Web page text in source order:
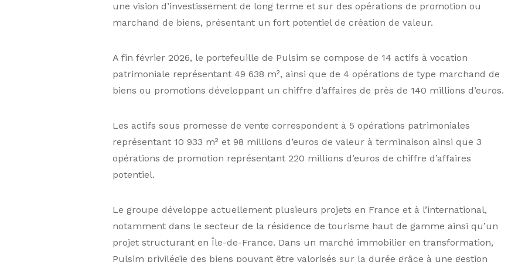
une vision d’investissement de long terme et sur des opérations de promotion ou
marchand de biens, présentant un fort potentiel de création de valeur.
A fin février 2026, le portefeuille de Pulsim se compose de 14 actifs à vocation
patrimoniale représentant 49 638 m², ainsi que de 4 opérations de type marchand de
biens ou promotions développant un chiffre d’affaires de près de 140 millions d’euros.
Les actifs sous promesse de vente correspondent à 5 opérations patrimoniales
représentant 10 933 m² et 98 millions d’euros de valeur à terminaison ainsi que 3
opérations de promotion représentant 220 millions d’euros de chiffre d’affaires
potentiel.
Le groupe développe actuellement plusieurs projets en France et à l’international,
notamment dans le secteur de la résidence de tourisme haut de gamme ainsi qu’un
projet structurant en Île-de-France. Dans un marché immobilier en transformation,
Pulsim privilégie des biens pouvant être valorisés sur la durée grâce à une gestion